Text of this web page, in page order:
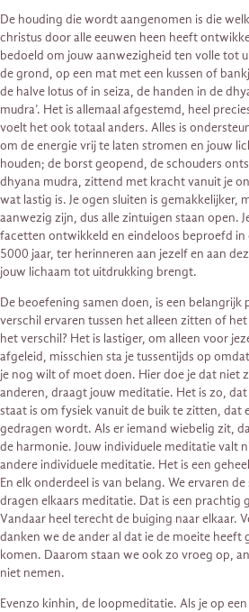
De houding die wordt aangenomen is die
christus door alle eeuwen heen heeft
bedoeld om jouw aanwezigheid ten volle tot
de grond, op een mat met een kussen of
de halve lotus of in seiza, de handen in de
mudra’. Het is allemaal afgestemd, heel
voelt het ook totaal anders. Alles is
om de energie vrij te laten stromen en jouw
houden; de borst geopend, de schouders
dhyana mudra, zittend met kracht vanuit je
wat lastig is. Je ogen sluiten is gemakkelijker,
aanwezig zijn, dus alle zintuigen staan open.
facetten ontwikkeld en eindeloos beproefd in
5000 jaar, ter herinneren aan jezelf en aan
jouw lichaam tot uitdrukking brengt.
De beoefening samen doen, is een belangrijk
verschil ervaren tussen het alleen zitten of
het verschil? Het is lastiger, om alleen voor
afgeleid, misschien sta je tussentijds op
je nog wilt of moet doen. Hier doe je dat niet
anderen, draagt jouw meditatie. Het is zo,
staat is om fysiek vanuit de buik te zitten, dat
gedragen wordt. Als er iemand wiebelig zit,
de harmonie. Jouw individuele meditatie valt
andere individuele meditatie. Het is een
En elk onderdeel is van belang. We ervaren
dragen elkaars meditatie. Dat is een prachtig
Vandaar heel terecht de buiging naar elkaar.
danken we de ander al dat ie de moeite heeft
komen. Daarom staan we ook zo vroeg op,
niet nemen.
Evenzo kinhin, de loopmeditatie. Als je op